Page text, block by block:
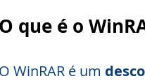
O que é o
O WinRAR é um